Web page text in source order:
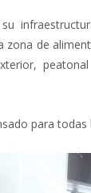
zona de
para